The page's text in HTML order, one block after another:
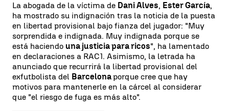
La abogada de la víctima de Dani Alves, Ester García,
ha mostrado su indignación tras la noticia de la puesta
en libertad provisional bajo fianza del jugador: "Muy
sorprendida e indignada. Muy indignada porque se
está haciendo una justicia para ricos", ha lamentado
en declaraciones a RAC1. Asimismo, la letrada ha
anunciado que recurrirá la libertad provisional del
exfutbolista del Barcelonaporque cree que hay
motivos para mantenerle en la cárcel al considerar
que "el riesgo de fuga es más alto".